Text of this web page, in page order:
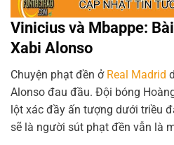
Vinicius và Mbappe:
Xabi Alonso
Chuyện phạt đền ở Real Madrid
Alonso đau đầu. Đội bóng
lột xác đầy ấn tượng dưới triều
sẽ là người sút phạt đền vẫn là